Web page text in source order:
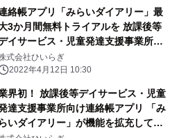
絡帳アプリ「みらいダイアリー」最
3か月間無料トライアルを 放課後等
イサービス・児童発達支援事業所対
で開始
式会社ひいらぎ
2022年4月12日 10:30
界初！ 放課後等デイサービス・児童
達支援事業所向け連絡帳アプリ 「み
らいダイアリー」が機能を拡充して